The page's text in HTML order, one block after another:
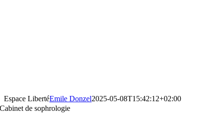
Espace LibertéEmile Donzel2025-05-08T15:42:12+02:00
Cabinet de sophrologie